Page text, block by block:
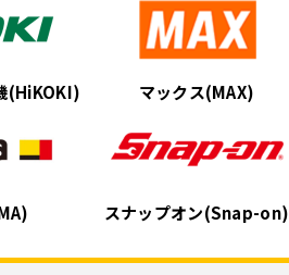
(HiKOKI) マックス(MAX)
スナップオン(Snap-on)